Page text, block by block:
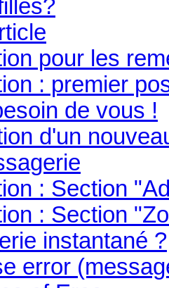
pour les
: premier
de vous !
d'un
: Section
: Section
instantané ?
error